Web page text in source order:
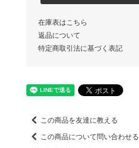
在庫表はこちら
返品について
特定商取引法に基づく表記
この商品を友達に教える
この商品について問い合わせる